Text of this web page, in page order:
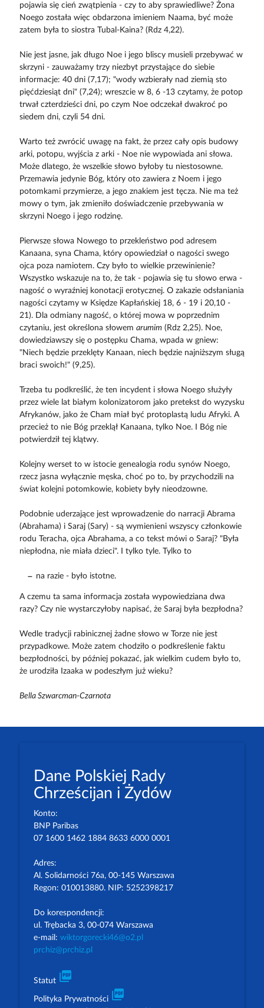
pojawia się cień zwątpienia - czy to aby sprawiedliwe? Żona
Noego została więc obdarzona imieniem Naama, być może
zatem była to siostra Tubal-Kaina? (Rdz 4,22).
Nie jest jasne, jak długo Noe i jego bliscy musieli przebywać w
skrzyni - zauważamy trzy niezbyt przystające do siebie
informacje: 40 dni (7,17); "wody wzbierały nad ziemią sto
pięćdziesiąt dni" (7,24); wreszcie w 8, 6 -13 czytamy, że potop
trwał czterdzieści dni, po czym Noe odczekał dwakroć po
siedem dni, czyli 54 dni.
Warto też zwrócić uwagę na fakt, że przez cały opis budowy
arki, potopu, wyjścia z arki - Noe nie wypowiada ani słowa.
Może dlatego, że wszelkie słowo byłoby tu niestosowne.
Przemawia jedynie Bóg, który oto zawiera z Noem i jego
potomkami przymierze, a jego znakiem jest tęcza. Nie ma też
mowy o tym, jak zmieniło doświadczenie przebywania w
skrzyni Noego i jego rodzinę.
Pierwsze słowa Nowego to przekleństwo pod adresem
Kanaana, syna Chama, który opowiedział o nagości swego
ojca poza namiotem. Czy było to wielkie przewinienie?
Wszystko wskazuje na to, że tak - pojawia się tu słowo erwa -
nagość o wyraźniej konotacji erotycznej. O zakazie odsłaniania
nagości czytamy w Księdze Kapłańskiej 18, 6 - 19 i 20,10 -
21). Dla odmiany nagość, o której mowa w poprzednim
czytaniu, jest określona słowem arumim(Rdz 2,25). Noe,
dowiedziawszy się o postępku Chama, wpada w gniew:
"Niech będzie przeklęty Kanaan, niech będzie najniższym sługą
braci swoich!" (9,25).
Trzeba tu podkreślić, że ten incydent i słowa Noego służyły
przez wiele lat białym kolonizatorom jako pretekst do wyzysku
Afrykanów, jako że Cham miał być protoplastą ludu Afryki. A
przecież to nie Bóg przeklął Kanaana, tylko Noe. I Bóg nie
potwierdził tej klątwy.
Kolejny werset to w istocie genealogia rodu synów Noego,
rzecz jasna wyłącznie męska, choć po to, by przychodzili na
świat kolejni potomkowie, kobiety były nieodzowne.
Podobnie uderzające jest wprowadzenie do narracji Abrama
(Abrahama) i Saraj (Sary) - są wymienieni wszyscy członkowie
rodu Teracha, ojca Abrahama, a co tekst mówi o Saraj? "Była
niepłodna, nie miała dzieci". I tylko tyle. Tylko to
na razie - było istotne.
A czemu ta sama informacja została wypowiedziana dwa
razy? Czy nie wystarczyłoby napisać, że Saraj była bezpłodna?
Wedle tradycji rabinicznej żadne słowo w Torze nie jest
przypadkowe. Może zatem chodziło o podkreślenie faktu
bezpłodności, by później pokazać, jak wielkim cudem było to,
że urodziła Izaaka w podeszłym już wieku?
Bella Szwarcman-Czarnota
Dane Polskiej Rady
Chrześcijan i Żydów
Konto:
BNP Paribas
07 1600 1462 1884 8633 6000 0001
Adres:
Al. Solidarności 76a, 00-145 Warszawa
Regon: 010013880. NIP: 5252398217
Do korespondencji:
ul. Trębacka 3, 00-074 Warszawa
e-mail: wiktorgorecki46@o2.pl
prchiz@prchiz.pl
Statut picture_as_pdf
Polityka Prywatności picture_as_pdf